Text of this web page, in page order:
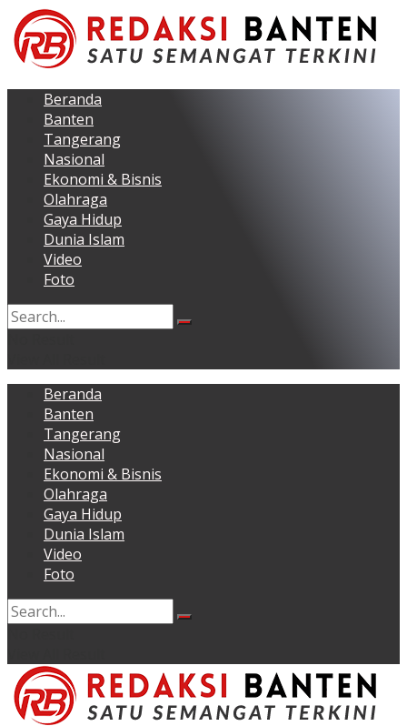
Beranda
Banten
Tangerang
Nasional
Ekonomi & Bisnis
Olahraga
Gaya Hidup
Dunia Islam
Video
Foto
Beranda
Banten
Tangerang
Nasional
Ekonomi & Bisnis
Olahraga
Gaya Hidup
Dunia Islam
Video
Foto